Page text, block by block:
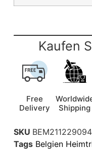
Kaufen
Free
Delivery
Shipping
SKU
Tags Belgien